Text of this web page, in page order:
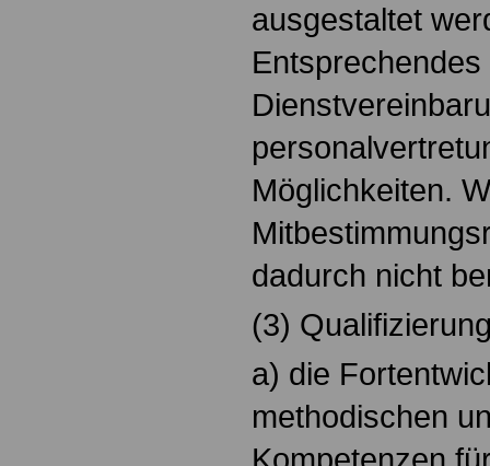
ausgestaltet
Entsprechendes
Möglichkeiten.
dadurch nicht
(3)
a) die
methodischen